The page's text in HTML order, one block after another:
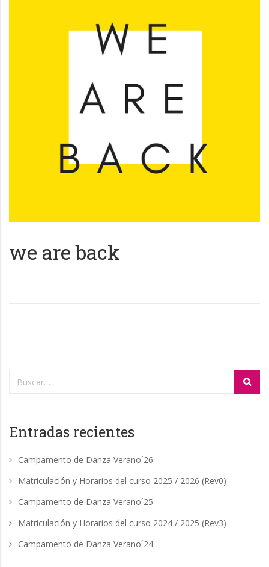
we are back
Entradas recientes
Campamento de Danza Verano´26
Matriculación y Horarios del curso 2025 / 2026 (Rev0)
Campamento de Danza Verano´25
Matriculación y Horarios del curso 2024 / 2025 (Rev3)
Campamento de Danza Verano´24